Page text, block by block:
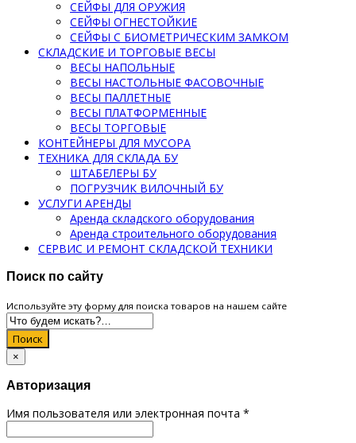
СЕЙФЫ ДЛЯ ОРУЖИЯ
СЕЙФЫ ОГНЕСТОЙКИЕ
СЕЙФЫ С БИОМЕТРИЧЕСКИМ ЗАМКОМ
СКЛАДСКИЕ И ТОРГОВЫЕ ВЕСЫ
ВЕСЫ НАПОЛЬНЫЕ
ВЕСЫ НАСТОЛЬНЫЕ ФАСОВОЧНЫЕ
ВЕСЫ ПАЛЛЕТНЫЕ
ВЕСЫ ПЛАТФОРМЕННЫЕ
ВЕСЫ ТОРГОВЫЕ
КОНТЕЙНЕРЫ ДЛЯ МУСОРА
ТЕХНИКА ДЛЯ СКЛАДА БУ
ШТАБЕЛЕРЫ БУ
ПОГРУЗЧИК ВИЛОЧНЫЙ БУ
УСЛУГИ АРЕНДЫ
Аренда складского оборудования
Аренда строительного оборудования
СЕРВИС И РЕМОНТ СКЛАДСКОЙ ТЕХНИКИ
Поиск по сайту
Используйте эту форму для поиска товаров на нашем сайте
Поиск
×
Авторизация
Имя пользователя или электронная почта *